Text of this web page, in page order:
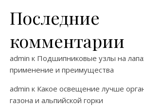
Последние
комментарии
admin к Подшипниковые узлы на
применение и преимущества
admin к Какое освещение лучше
газона и альпийской горки